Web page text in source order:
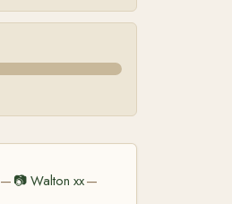
— 📷 Walton xx—